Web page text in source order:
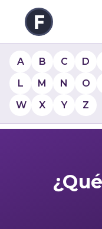
A B C D
L
M N O
W
X Y Z